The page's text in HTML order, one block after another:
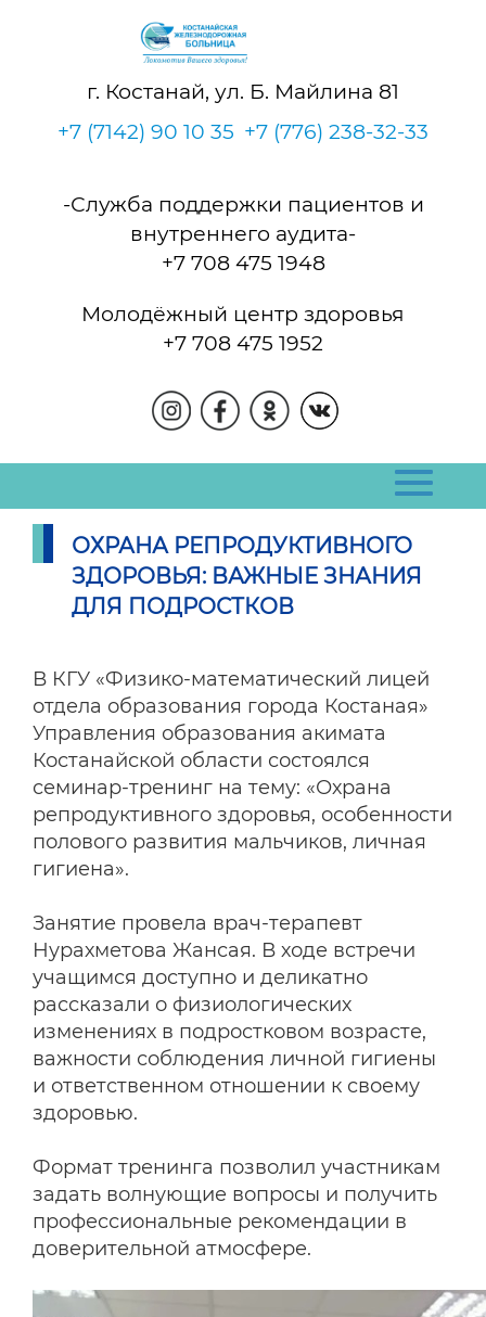
г. Костанай, ул. Б. Майлина 81
+7 (7142) 90 10 35 +7 (776) 238-32-33
-Служба поддержки пациентов и
внутреннего аудита-
+7 708 475 1948
Молодёжный центр здоровья
+7 708 475 1952
ОХРАНА РЕПРОДУКТИВНОГО
ЗДОРОВЬЯ: ВАЖНЫЕ ЗНАНИЯ
ДЛЯ ПОДРОСТКОВ
В КГУ «Физико-математический лицей
отдела образования города Костаная»
Управления образования акимата
Костанайской области состоялся
семинар-тренинг на тему: «Охрана
репродуктивного здоровья, особенности
полового развития мальчиков, личная
гигиена».
Занятие провела врач-терапевт
Нурахметова Жансая. В ходе встречи
учащимся доступно и деликатно
рассказали о физиологических
изменениях в подростковом возрасте,
важности соблюдения личной гигиены
и ответственном отношении к своему
здоровью.
Формат тренинга позволил участникам
задать волнующие вопросы и получить
профессиональные рекомендации в
доверительной атмосфере.